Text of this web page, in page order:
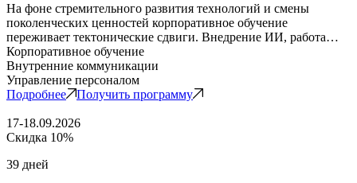
На фоне стремительного развития технологий и смены
поколенческих ценностей корпоративное обучение
переживает тектонические сдвиги. Внедрение ИИ, работа…
Корпоративное обучение
Внутренние коммуникации
Управление персоналом
Подробнее
Получить программу
17-18.09.2026
Скидка 10%
39 дней